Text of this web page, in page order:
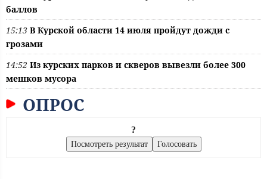
баллов
15:13 В Курской области 14 июля пройдут дожди с
грозами
14:52 Из курских парков и скверов вывезли более 300
мешков мусора
ОПРОС
?